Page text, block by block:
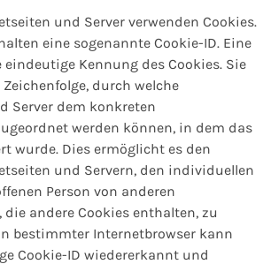
und Server verwenden Cookies.
eine sogenannte Cookie-ID. Eine
eindeutige Kennung des Cookies. Sie
durch welche
Server dem konkreten
werden können, in dem das
wurde. Dies ermöglicht es den
und Servern, den individuellen
Person von anderen
andere Cookies enthalten, zu
bestimmter Internetbrowser kann
Cookie-ID wiedererkannt und